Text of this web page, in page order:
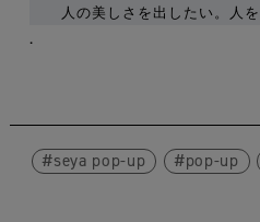
人の美しさを出したい。人
.
seya pop-up pop-up